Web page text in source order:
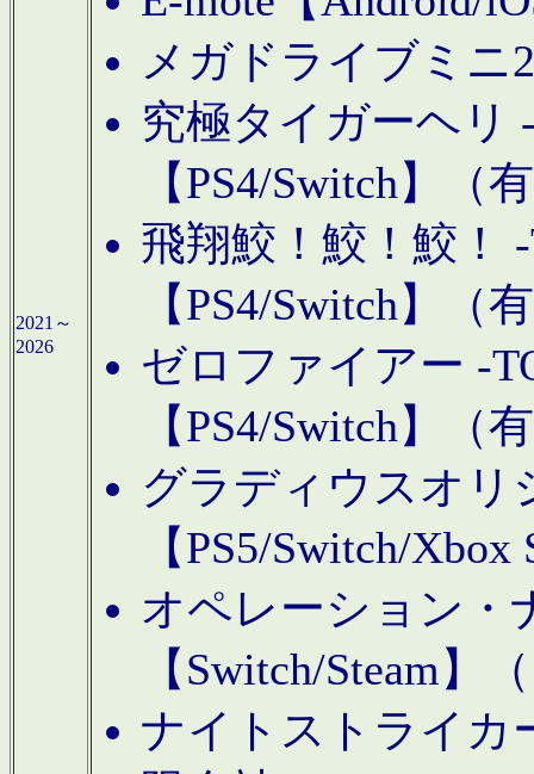
2021～
2026
メガドライブミニ
究極タイガーヘリ
【PS4/Switch】（
飛翔鮫！鮫！鮫！
【PS4/Switch】（
ゼロファイアー -
【PS4/Switch】（
グラディウスオリ
【PS5/Switch/
オペレーション・
【Switch/Steam】
ナイトストライカ